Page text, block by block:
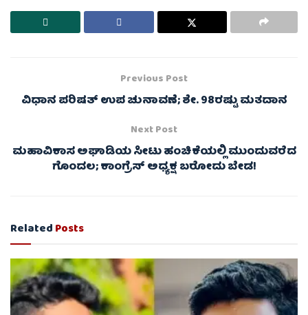
Previous Post
ವಿಧಾನ ಪರಿಷತ್ ಉಪ ಚುನಾವಣೆ; ಶೇ. 98ರಷ್ಟು ಮತದಾನ
Next Post
ಮಹಾವಿಕಾಸ ಅಘಾಡಿಯ ಸೀಟು ಹಂಚಿಕೆಯಲ್ಲಿ ಮುಂದುವರೆದ
ಗೊಂದಲ; ಕಾಂಗ್ರೆಸ್ ಅಧ್ಯಕ್ಷ ಬರೋದು ಬೇಡ!
RelatedPosts